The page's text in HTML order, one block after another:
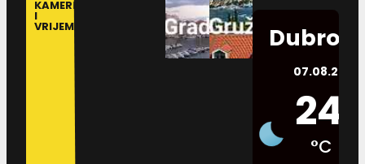
KAMERE
I
VRIJEME
07.08.2026.
24
°C